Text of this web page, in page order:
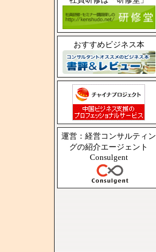
おすすめビジネス本
運営：経営コンサルティン
グの紹介エージェント
Consulgent